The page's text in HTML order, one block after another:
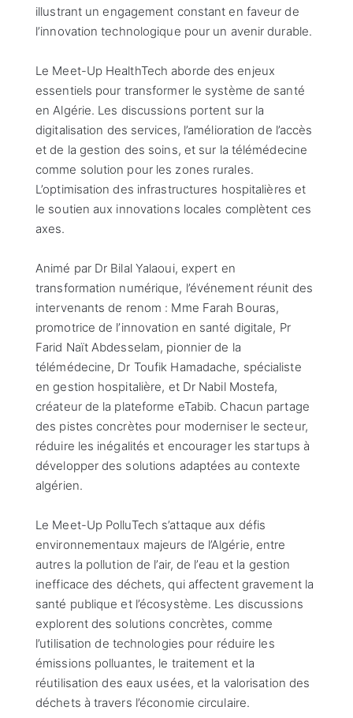
illustrant un engagement constant en faveur de
l’innovation technologique pour un avenir durable.
Le Meet-Up HealthTech aborde des enjeux
essentiels pour transformer le système de santé
en Algérie. Les discussions portent sur la
digitalisation des services, l’amélioration de l’accès
et de la gestion des soins, et sur la télémédecine
comme solution pour les zones rurales.
L’optimisation des infrastructures hospitalières et
le soutien aux innovations locales complètent ces
axes.
Animé par Dr Bilal Yalaoui, expert en
transformation numérique, l’événement réunit des
intervenants de renom : Mme Farah Bouras,
promotrice de l’innovation en santé digitale, Pr
Farid Naït Abdesselam, pionnier de la
télémédecine, Dr Toufik Hamadache, spécialiste
en gestion hospitalière, et Dr Nabil Mostefa,
créateur de la plateforme eTabib. Chacun partage
des pistes concrètes pour moderniser le secteur,
réduire les inégalités et encourager les startups à
développer des solutions adaptées au contexte
algérien.
Le Meet-Up PolluTech s’attaque aux défis
environnementaux majeurs de l’Algérie, entre
autres la pollution de l’air, de l’eau et la gestion
inefficace des déchets, qui affectent gravement la
santé publique et l’écosystème. Les discussions
explorent des solutions concrètes, comme
l’utilisation de technologies pour réduire les
émissions polluantes, le traitement et la
réutilisation des eaux usées, et la valorisation des
déchets à travers l’économie circulaire.